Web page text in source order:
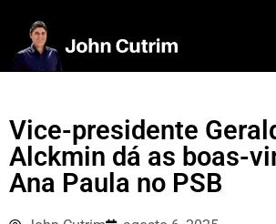
Vice-presidente
Alckmin dá as boas-
Ana Paula no PSB